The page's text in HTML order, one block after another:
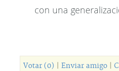
con una
Votar (0) Enviar amigo|